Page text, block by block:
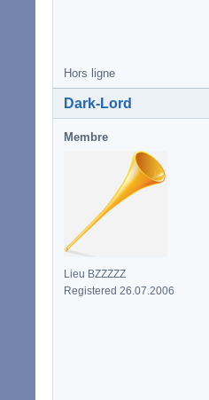
Hors ligne
Dark-Lord
Membre
Lieu BZZZZZ
Registered 26.07.2006